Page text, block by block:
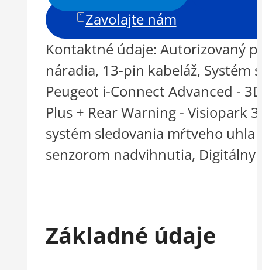
Zavolajte nám
Kontaktné údaje: Autorizovaný
náradia, 13-pin kabeláž, Systém
Peugeot i-Connect Advanced -
Plus + Rear Warning - Visiopark
systém sledovania mŕtveho uhla
senzorom nadvihnutia, Digitálny
Základné údaje